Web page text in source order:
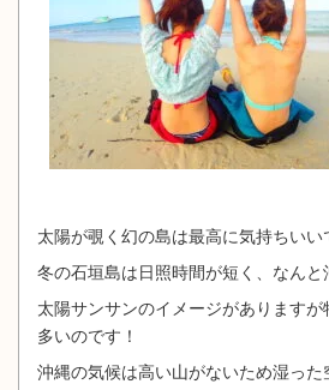
太陽が覗く幻の島は最高に気持ちいい
冬の石垣島は日照時間が短く、なんと
太陽サンサンのイメージがありますが
多いのです！
沖縄の気候は高い山がないため湿った